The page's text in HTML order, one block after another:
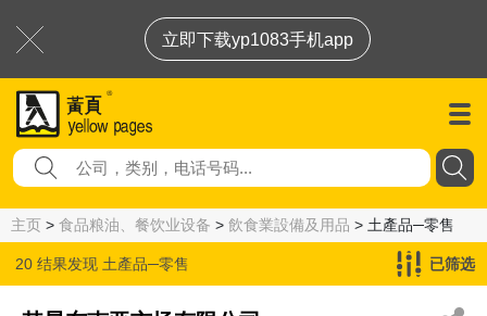
立即下载yp1083手机app
主页 > 食品粮油、餐饮业设备 > 飲食業設備及用品 > 土產品─零售
20 结果发现 土產品─零售 已筛选